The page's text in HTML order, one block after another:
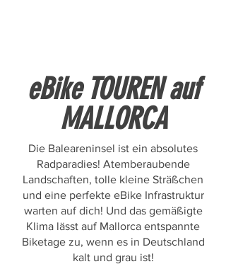
eBike TOUREN auf
MALLORCA
Die Baleareninsel ist ein absolutes
Radparadies! Atemberaubende
Landschaften, tolle kleine Sträßchen
und eine perfekte eBike Infrastruktur
warten auf dich! Und das gemäßigte
Klima lässt auf Mallorca entspannte
Biketage zu, wenn es in Deutschland
kalt und grau ist!